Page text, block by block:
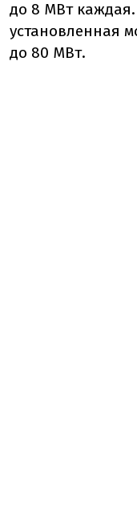
до 8 МВт
установленная
до 80 МВт.